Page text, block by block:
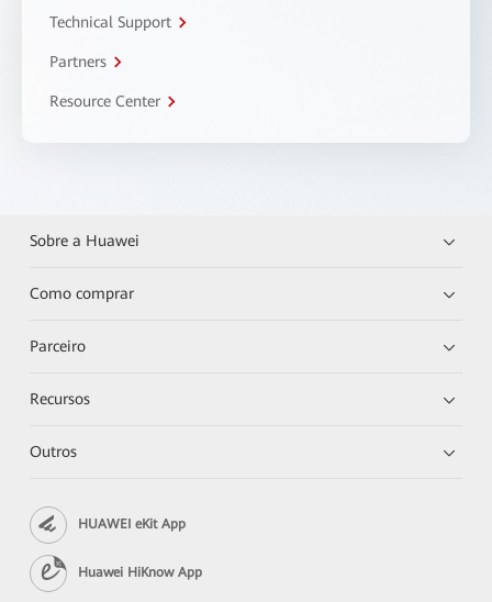
Technical Support
Partners
Resource Center
Sobre a Huawei
Como comprar
Parceiro
Recursos
Outros
HUAWEI eKit App
Huawei HiKnow App